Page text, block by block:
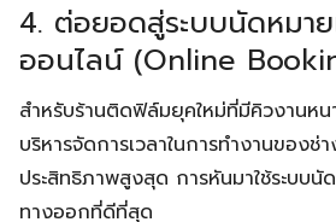
4. ต่อยอดสู่ระบบนัดหมา
ออนไลน์ (Online
สำหรับร้านติดฟิล์มยุคใหม่ที่มีคิวงานห
บริหารจัดการเวลาในการทำงานของช่า
ประสิทธิภาพสูงสุด การหันมาใช้ระบบนั
ทางออกที่ดีที่สุด